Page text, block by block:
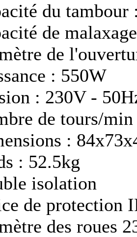
du tambour
de
de
: 550W
: 230V -
de tours/
:
: 52.5kg
isolation
de protection
des roues